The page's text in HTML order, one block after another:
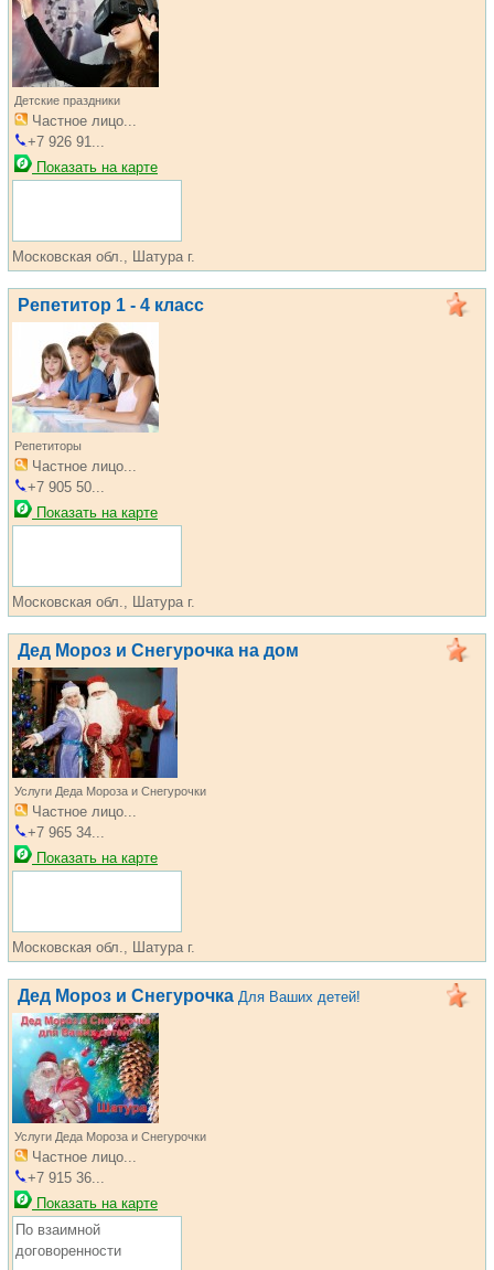
Детские праздники
Частное лицо...
+7 926 91...
Показать на карте
Московская обл., Шатура г.
Репетитор 1 - 4 класс
Репетиторы
Частное лицо...
+7 905 50...
Показать на карте
Московская обл., Шатура г.
Дед Мороз и Снегурочка на дом
Услуги Деда Мороза и Снегурочки
Частное лицо...
+7 965 34...
Показать на карте
Московская обл., Шатура г.
Дед Мороз и Снегурочка Для Ваших детей!
Услуги Деда Мороза и Снегурочки
Частное лицо...
+7 915 36...
Показать на карте
По взаимной
договоренности